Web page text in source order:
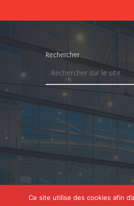
Rechercher
Ce site utilise des cookies afin